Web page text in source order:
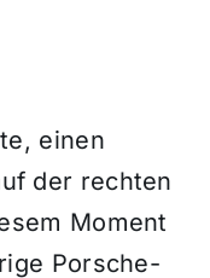
einen
der rechten
Moment
Porsche-